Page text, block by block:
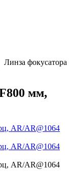
Линза фокусатора
мм,